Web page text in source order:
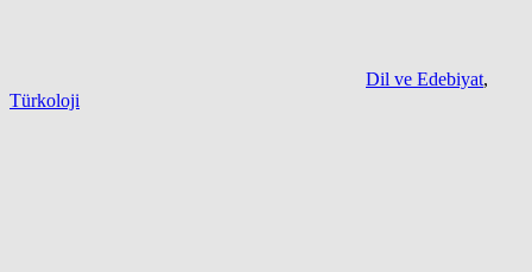
Dil ve Edebiyat,
Türkoloji